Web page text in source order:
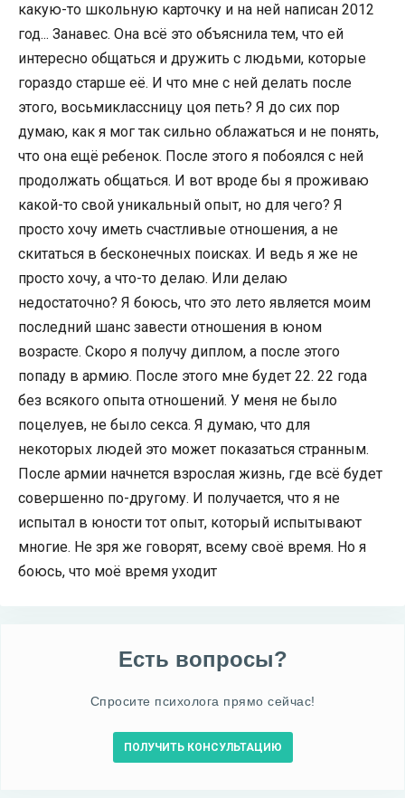
какую-то школьную карточку и на ней написан 2012
год... Занавес. Она всё это объяснила тем, что ей
интересно общаться и дружить с людьми, которые
гораздо старше её. И что мне с ней делать после
этого, восьмиклассницу цоя петь? Я до сих пор
думаю, как я мог так сильно облажаться и не понять,
что она ещё ребенок. После этого я побоялся с ней
продолжать общаться. И вот вроде бы я проживаю
какой-то свой уникальный опыт, но для чего? Я
просто хочу иметь счастливые отношения, а не
скитаться в бесконечных поисках. И ведь я же не
просто хочу, а что-то делаю. Или делаю
недостаточно? Я боюсь, что это лето является моим
последний шанс завести отношения в юном
возрасте. Скоро я получу диплом, а после этого
попаду в армию. После этого мне будет 22. 22 года
без всякого опыта отношений. У меня не было
поцелуев, не было секса. Я думаю, что для
некоторых людей это может показаться странным.
После армии начнется взрослая жизнь, где всё будет
совершенно по-другому. И получается, что я не
испытал в юности тот опыт, который испытывают
многие. Не зря же говорят, всему своё время. Но я
боюсь, что моё время уходит
Есть вопросы?
Спросите психолога прямо сейчас!
ПОЛУЧИТЬ КОНСУЛЬТАЦИЮ